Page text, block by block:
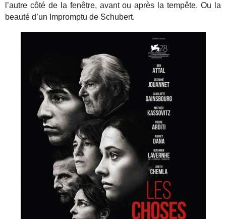
l’autre côté de la fenêtre, avant ou après la tempête. Ou la
beauté d’un Impromptu de Schubert.